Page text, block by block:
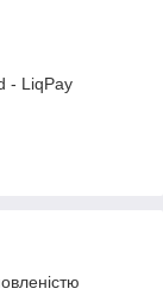
- LiqPay